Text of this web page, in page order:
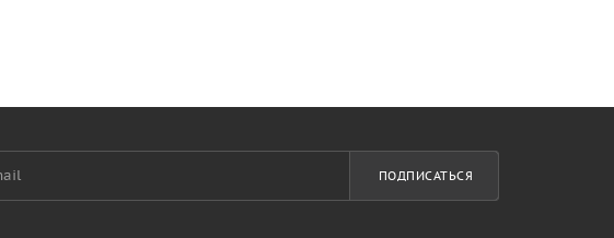
ПОДПИСАТЬСЯ